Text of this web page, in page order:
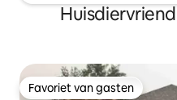
Favoriet van gasten
Favoriet van gasten